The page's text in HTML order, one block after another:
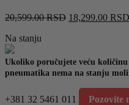
20,599.00RSD Originalna
20,599.00
18,299.00 RSD
Na stanju
Ukoliko poručujete veću
pneumatika nema na stanju
+381 32 5461 011 Pozovite